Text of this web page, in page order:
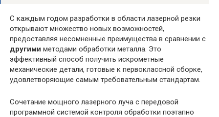
С каждым годом разработки в области лазерной резки
открывают множество новых возможностей,
предоставляя несомненные преимущества в сравнении с
другими методами обработки металла. Это
эффективный способ получить искрометные
механические детали, готовые к первоклассной сборке,
удовлетворяющие самым требовательным стандартам.
Сочетание мощного лазерного луча с передовой
программной системой контроля обработки поэтапно